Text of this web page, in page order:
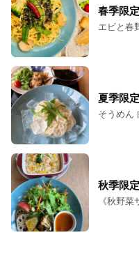
春季限定
エビと春
夏季限定
そうめん
秋季限定
《秋野